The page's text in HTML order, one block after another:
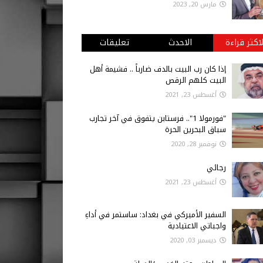
مارس 20, 2023
قراءة الاحدث تعليقات
إذا كان رب البيت بالدف ضارباً .. فشيمة أهل
البيت كلهم الرقص
أغسطس 23, 2021
"فورمولا 1".. فرستابن يتفوق في آخر تجارب
سباق البحرين الحرة
نوفمبر 28, 2020
رجائي
أغسطس 23, 2021
السفير الأميركي في بغداد: ساستمر في أداءِ
واجباتي الاعتيادية
ديسمبر 03, 2020